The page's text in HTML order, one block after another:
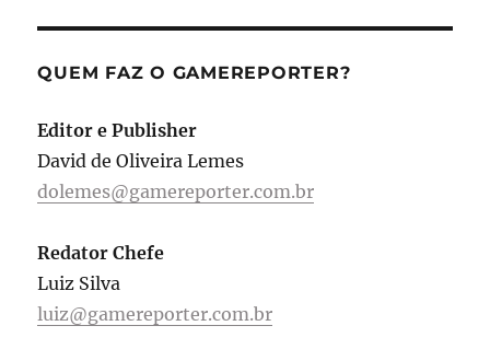
QUEM FAZ O GAMEREPORTER?
Editor e Publisher
David de Oliveira Lemes
dolemes@gamereporter.com.br
Redator Chefe
Luiz Silva
luiz@gamereporter.com.br